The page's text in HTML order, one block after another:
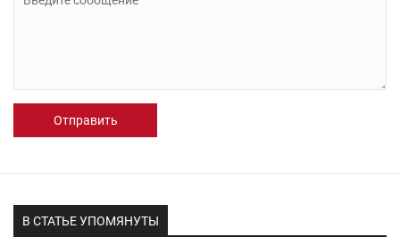
Отправить
В СТАТЬЕ УПОМЯНУТЫ